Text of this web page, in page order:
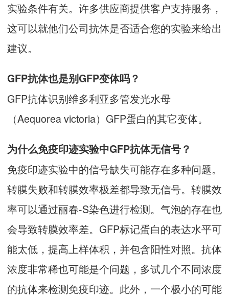
实验条件有关。许多供应商提供客户支持服务，
这可以就他们公司抗体是否适合您的实验来给出
建议。
GFP抗体也是别GFP变体吗？
GFP抗体识别维多利亚多管发光水母
（Aequorea victoria）GFP蛋白的其它变体。
为什么免疫印迹实验中GFP抗体无信号？
免疫印迹实验中的信号缺失可能存在多种问题。
转膜失败和转膜效率极差都导致无信号。转膜效
率可以通过丽春-S染色进行检测。气泡的存在也
会导致转膜效率差。GFP标记蛋白的表达水平可
能太低，提高上样体积，并包含阳性对照。抗体
浓度非常稀也可能是个问题，多试几个不同浓度
的抗体来检测免疫印迹。此外，一个极小的可能